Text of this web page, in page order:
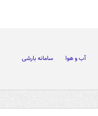
آب و هوا
سامانه بارشی